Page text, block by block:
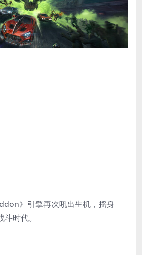
》引擎再次吼出生机，摇身一
时代。